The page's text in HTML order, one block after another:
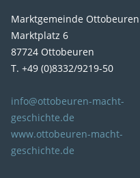
Marktgemeinde Ottobeuren
Marktplatz 6
87724 Ottobeuren
T. +49 (0)8332/9219-50
info@ottobeuren-macht-
geschichte.de
www.ottobeuren-macht-
geschichte.de